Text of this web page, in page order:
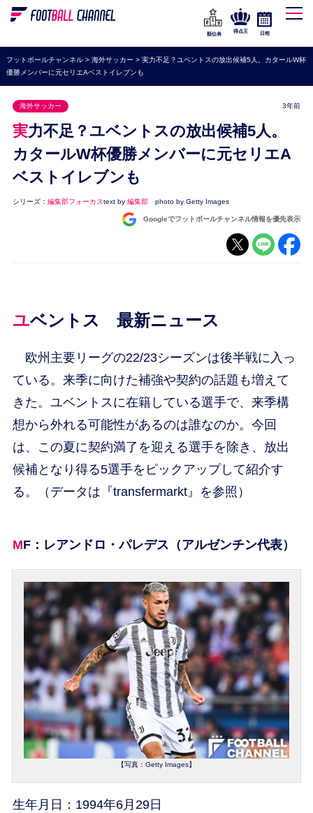
WEリーグ
海外サッカー
プレミアリーグ
ラ・リーガ
セリエA
ブンデスリーガ
UEFA
ナショナルチーム
順位表
得点王 日程
フットボールチャンネル> 海外サッカー > 実力不足？ユベントスの放出候補5人。カタールW杯
優勝メンバーに元セリエAベストイレブンも
海外サッカー 3年前
実力不足？ユベントスの放出候補5人。
カタールW杯優勝メンバーに元セリエA
ベストイレブンも
シリーズ： 編集部フォーカスtext by 編集部 photo by Getty Images
Googleでフットボールチャンネル情報を優先表示
ユベントス 最新ニュース
欧州主要リーグの22/23シーズンは後半戦に入っ
ている。来季に向けた補強や契約の話題も増えて
きた。ユベントスに在籍している選手で、来季構
想から外れる可能性があるのは誰なのか。今回
は、この夏に契約満了を迎える選手を除き、放出
候補となり得る5選手をピックアップして紹介す
る。（データは『transfermarkt』を参照）
MF：レアンドロ・パレデス（アルゼンチン代表）
【写真：Getty Images】
生年月日：1994年6月29日